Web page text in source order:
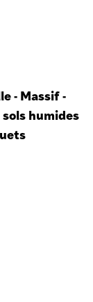
- Massif -
sols humides